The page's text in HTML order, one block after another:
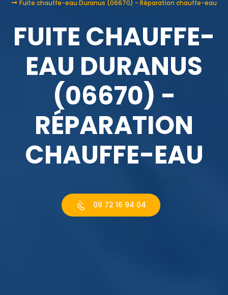
Fuite chauffe-eau Duranus (06670) - Réparation chauffe-eau
FUITE CHAUFFE-
EAU DURANUS
(06670) -
RÉPARATION
CHAUFFE-EAU
09 72 16 94 04